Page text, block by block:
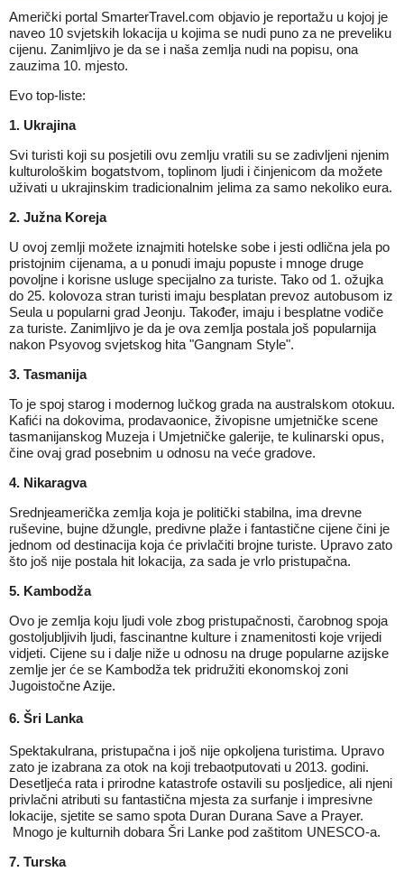
Američki portal SmarterTravel.com objavio je reportažu u kojoj je
naveo 10 svjetskih lokacija u kojima se nudi puno za ne preveliku
cijenu. Zanimljivo je da se i naša zemlja nudi na popisu, ona
zauzima 10. mjesto.
Evo top-liste:
1. Ukrajina
Svi turisti koji su posjetili ovu zemlju vratili su se zadivljeni njenim
kulturološkim bogatstvom, toplinom ljudi i činjenicom da možete
uživati u ukrajinskim tradicionalnim jelima za samo nekoliko eura.
2. Južna Koreja
U ovoj zemlji možete iznajmiti hotelske sobe i jesti odlična jela po
pristojnim cijenama, a u ponudi imaju popuste i mnoge druge
povoljne i korisne usluge specijalno za turiste. Tako od 1. ožujka
do 25. kolovoza stran turisti imaju besplatan prevoz autobusom iz
Seula u popularni grad Jeonju. Također, imaju i besplatne vodiče
za turiste. Zanimljivo je da je ova zemlja postala još popularnija
nakon Psyovog svjetskog hita "Gangnam Style".
3. Tasmanija
To je spoj starog i modernog lučkog grada na australskom otokuu.
Kafići na dokovima, prodavaonice, živopisne umjetničke scene
tasmanijanskog Muzeja i Umjetničke galerije, te kulinarski opus,
čine ovaj grad posebnim u odnosu na veće gradove.
4. Nikaragva
Srednjeamerička zemlja koja je politički stabilna, ima drevne
ruševine, bujne džungle, predivne plaže i fantastične cijene čini je
jednom od destinacija koja će privlačiti brojne turiste. Upravo zato
što još nije postala hit lokacija, za sada je vrlo pristupačna.
5. Kambodža
Ovo je zemlja koju ljudi vole zbog pristupačnosti, čarobnog spoja
gostoljubljivih ljudi, fascinantne kulture i znamenitosti koje vrijedi
vidjeti. Cijene su i dalje niže u odnosu na druge popularne azijske
zemlje jer će se Kambodža tek pridružiti ekonomskoj zoni
Jugoistočne Azije.
6. Šri Lanka
Spektakulrana, pristupačna i još nije opkoljena turistima. Upravo
zato je izabrana za otok na koji trebaotputovati u 2013. godini.
Desetljeća rata i prirodne katastrofe ostavili su posljedice, ali njeni
privlačni atributi su fantastična mjesta za surfanje i impresivne
lokacije, sjetite se samo spota Duran Durana Save a Prayer.
Mnogo je kulturnih dobara Šri Lanke pod zaštitom UNESCO-a.
7. Turska